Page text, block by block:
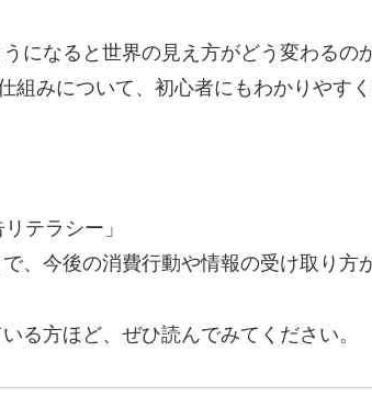
になると世界の見え方がどう変わるのか
組みについて、初心者にもわかりやすく
テラシー」
、今後の消費行動や情報の受け取り方
る方ほど、ぜひ読んでみてください。